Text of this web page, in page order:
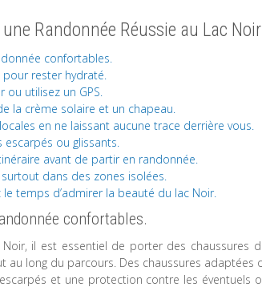
Randonnée Réussie au Lac Noir
confortables.
rester hydraté.
utilisez un GPS.
la crème solaire et un chapeau.
en ne laissant aucune trace derrière vous.
escarpés ou glissants.
avant de partir en randonnée.
dans des zones isolées.
temps d’admirer la beauté du lac Noir.
confortables.
il est essentiel de porter des chaussures
long du parcours. Des chaussures adaptées
et une protection contre les éventuels